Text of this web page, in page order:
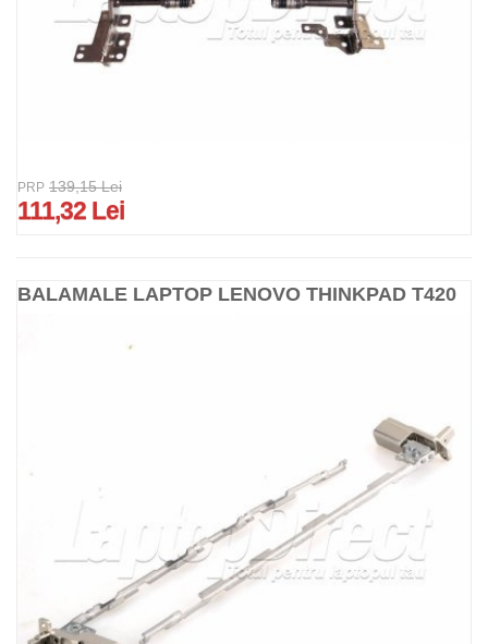
PRP 139,15 Lei
111,32 Lei
BALAMALE LAPTOP LENOVO THINKPAD T420